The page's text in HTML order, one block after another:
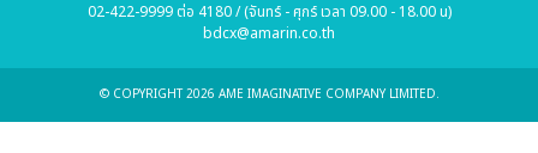
02-422-9999 ต่อ 4180 / (จันทร์ - ศุกร์ เวลา 09.00 - 18.00 น)
bdcx@amarin.co.th
© COPYRIGHT 2026 AME IMAGINATIVE COMPANY LIMITED.